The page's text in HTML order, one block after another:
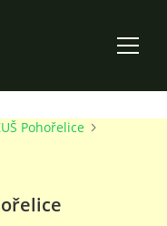
Pohořelice